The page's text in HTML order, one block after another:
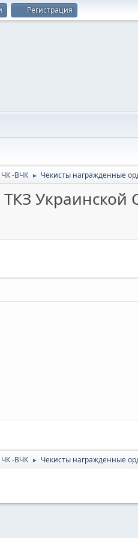
Регистрация
ЧК -ВЧК ► Чекисты награжденные
Украинской
ЧК -ВЧК ► Чекисты награжденные